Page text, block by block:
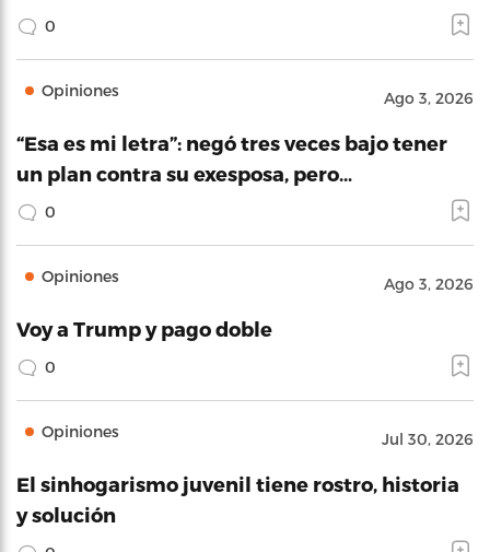
0
Opiniones Ago 3, 2026
“Esa es mi letra”: negó tres veces bajo tener
un plan contra su exesposa, pero…
0
Opiniones Ago 3, 2026
Voy a Trump y pago doble
0
Opiniones Jul 30, 2026
El sinhogarismo juvenil tiene rostro, historia
y solución